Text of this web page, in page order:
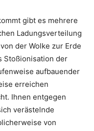
gibt es mehrere
Ladungsverteilung
der Wolke zur Erde
Stoßionisation der
aufbauender
erreichen
Ihnen entgegen
verästelnde
von